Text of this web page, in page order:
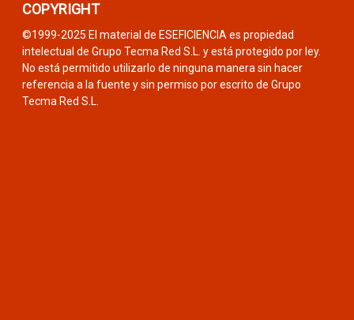
COPYRIGHT
©1999-2025 El material de ESEFICIENCIA es propiedad
intelectual de Grupo Tecma Red S.L. y está protegido por ley.
No está permitido utilizarlo de ninguna manera sin hacer
referencia a la fuente y sin permiso por escrito de Grupo
Tecma Red S.L.